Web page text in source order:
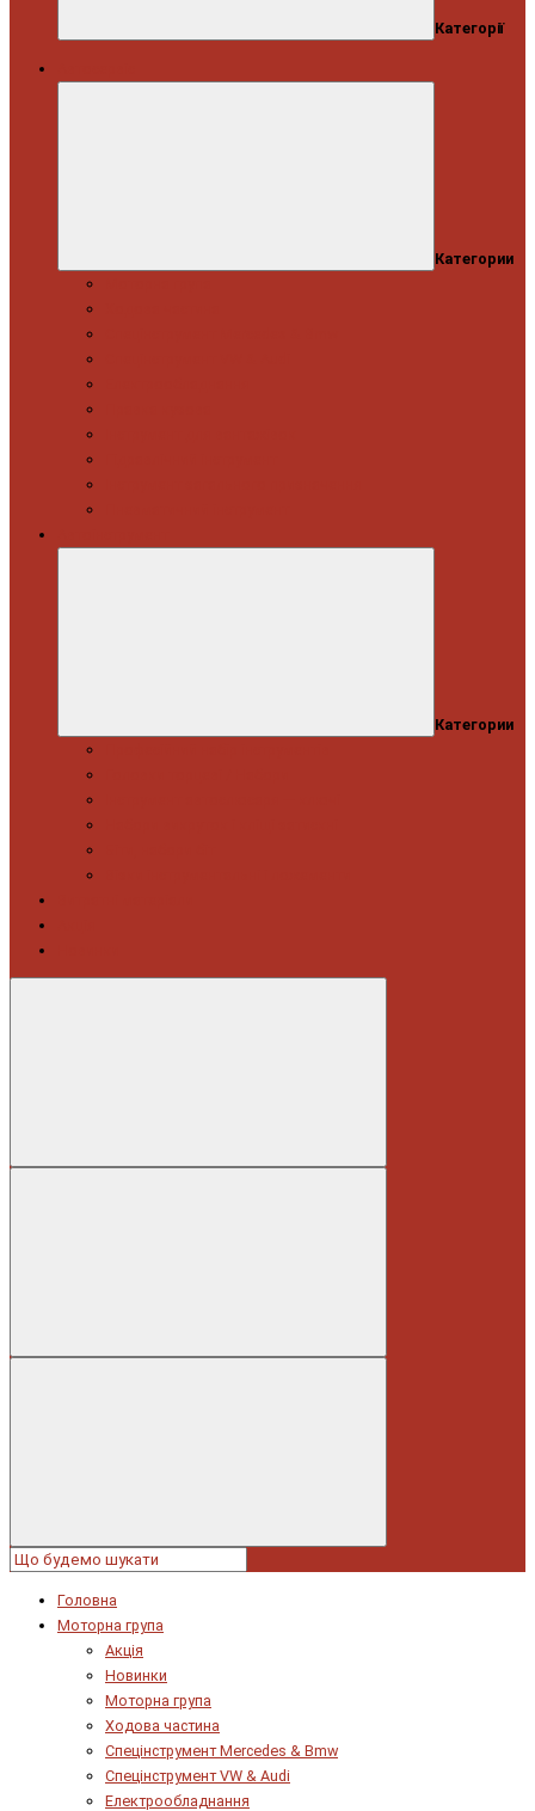
Категорії
Категории
Категории
Головна
Моторна група
Акція
Новинки
Моторна група
Ходова частина
Спецінструмент Mercedes & Bmw
Спецінструмент VW & Audi
Електрообладнання